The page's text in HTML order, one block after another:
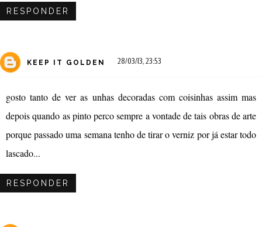
RESPONDER
KEEP IT GOLDEN 28/03/13, 23:53
gosto tanto de ver as unhas decoradas com coisinhas assim mas
depois quando as pinto perco sempre a vontade de tais obras de arte
porque passado uma semana tenho de tirar o verniz por já estar todo
lascado...
RESPONDER